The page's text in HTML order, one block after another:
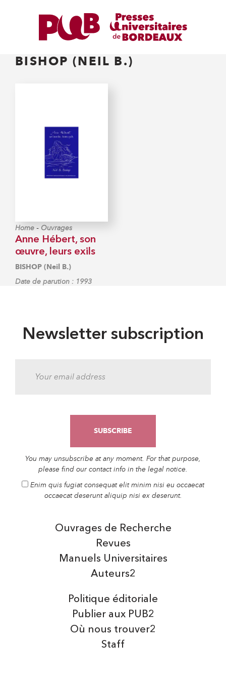
BISHOP (NEIL B.)
Home - Ouvrages
Anne Hébert, son
œuvre, leurs exils
BISHOP (Neil B.)
Date de parution : 1993
Newsletter subscription
You may unsubscribe at any moment. For that purpose,
please find our contact info in the legal notice.
Enim quis fugiat consequat elit minim nisi eu occaecat
occaecat deserunt aliquip nisi ex deserunt.
Auteurs2
Manuels Universitaires
Ouvrages de Recherche
Revues
Politique éditoriale
Publier aux PUB2
Où nous trouver2
Staff